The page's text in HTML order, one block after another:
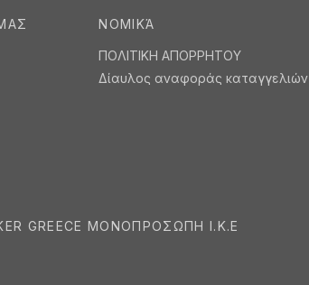
ΝΟΜΙΚΆ
ΠΟΛΙΤΙΚΗ ΑΠΟΡΡΗΤΟΥ
Δίαυλος αναφοράς καταγγελιών
GREECE ΜΟΝΟΠΡΟΣΩΠΗ Ι.Κ.Ε